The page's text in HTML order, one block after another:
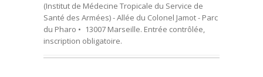
(Institut de Médecine Tropicale du Service de
Santé des Armées) - Allée du Colonel Jamot - Parc
du Pharo • 13007 Marseille. Entrée contrôlée,
inscription obligatoire.